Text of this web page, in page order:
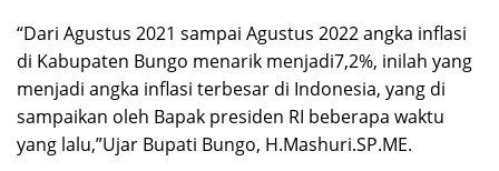
“Dari Agustus 2021 sampai Agustus 2022 angka inflasi
di Kabupaten Bungo menarik menjadi7,2%, inilah yang
menjadi angka inflasi terbesar di Indonesia, yang di
sampaikan oleh Bapak presiden RI beberapa waktu
yang lalu,”Ujar Bupati Bungo, H.Mashuri.SP.ME.